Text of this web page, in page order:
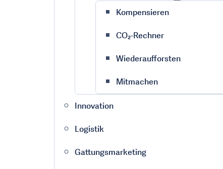
Kompensieren
CO₂-Rechner
Wiederaufforsten
Mitmachen
Innovation
Logistik
Gattungsmarketing